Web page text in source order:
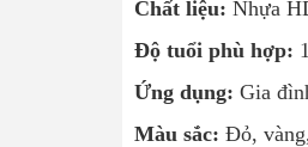
Chất liệu: Nhựa
Độ tuổi phù hợp:
Ứng dụng: Gia
Màu sắc: Đỏ,